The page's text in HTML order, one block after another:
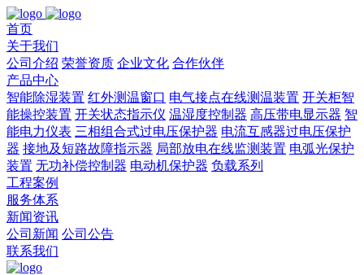
首页
关于我们
公司介绍 荣誉资质 企业文化 合作伙伴
产品中心
智能除湿装置 红外测温窗口 电气接点在线测温装置 开关柜智
能操控装置 开关状态指示仪 温湿度控制器 高压带电显示器 智
能电力仪表 三相组合式过电压保护器 电流互感器过电压保护
器 接地及短路故障指示器 局部放电在线监测装置 电弧光保护
装置 无功补偿控制器 电动机保护器 负载系列
工程案例
服务体系
新闻资讯
公司新闻 公司公告
联系我们